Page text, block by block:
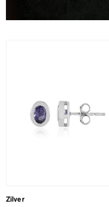
Zilver